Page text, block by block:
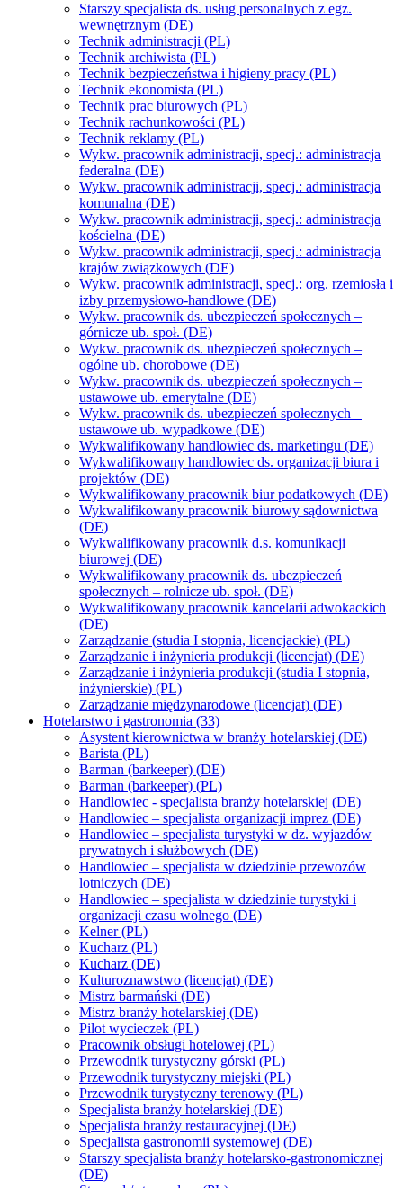
Starszy specjalista ds. usług personalnych z egz.
wewnętrznym (DE)
Technik administracji (PL)
Technik archiwista (PL)
Technik bezpieczeństwa i higieny pracy (PL)
Technik ekonomista (PL)
Technik prac biurowych (PL)
Technik rachunkowości (PL)
Technik reklamy (PL)
Wykw. pracownik administracji, specj.: administracja
federalna (DE)
Wykw. pracownik administracji, specj.: administracja
komunalna (DE)
Wykw. pracownik administracji, specj.: administracja
kościelna (DE)
Wykw. pracownik administracji, specj.: administracja
krajów związkowych (DE)
Wykw. pracownik administracji, specj.: org. rzemiosła i
izby przemysłowo-handlowe (DE)
Wykw. pracownik ds. ubezpieczeń społecznych –
górnicze ub. społ. (DE)
Wykw. pracownik ds. ubezpieczeń społecznych –
ogólne ub. chorobowe (DE)
Wykw. pracownik ds. ubezpieczeń społecznych –
ustawowe ub. emerytalne (DE)
Wykw. pracownik ds. ubezpieczeń społecznych –
ustawowe ub. wypadkowe (DE)
Wykwalifikowany handlowiec ds. marketingu (DE)
Wykwalifikowany handlowiec ds. organizacji biura i
projektów (DE)
Wykwalifikowany pracownik biur podatkowych (DE)
Wykwalifikowany pracownik biurowy sądownictwa
(DE)
Wykwalifikowany pracownik d.s. komunikacji
biurowej (DE)
Wykwalifikowany pracownik ds. ubezpieczeń
społecznych – rolnicze ub. społ. (DE)
Wykwalifikowany pracownik kancelarii adwokackich
(DE)
Zarządzanie (studia I stopnia, licencjackie) (PL)
Zarządzanie i inżynieria produkcji (licencjat) (DE)
Zarządzanie i inżynieria produkcji (studia I stopnia,
inżynierskie) (PL)
Zarządzanie międzynarodowe (licencjat) (DE)
Hotelarstwo i gastronomia (33)
Asystent kierownictwa w branży hotelarskiej (DE)
Barista (PL)
Barman (barkeeper) (DE)
Barman (barkeeper) (PL)
Handlowiec - specjalista branży hotelarskiej (DE)
Handlowiec – specjalista organizacji imprez (DE)
Handlowiec – specjalista turystyki w dz. wyjazdów
prywatnych i służbowych (DE)
Handlowiec – specjalista w dziedzinie przewozów
lotniczych (DE)
Handlowiec – specjalista w dziedzinie turystyki i
organizacji czasu wolnego (DE)
Kelner (PL)
Kucharz (PL)
Kucharz (DE)
Kulturoznawstwo (licencjat) (DE)
Mistrz barmański (DE)
Mistrz branży hotelarskiej (DE)
Pilot wycieczek (PL)
Pracownik obsługi hotelowej (PL)
Przewodnik turystyczny górski (PL)
Przewodnik turystyczny miejski (PL)
Przewodnik turystyczny terenowy (PL)
Specjalista branży hotelarskiej (DE)
Specjalista branży restauracyjnej (DE)
Specjalista gastronomii systemowej (DE)
Starszy specjalista branży hotelarsko-gastronomicznej
(DE)